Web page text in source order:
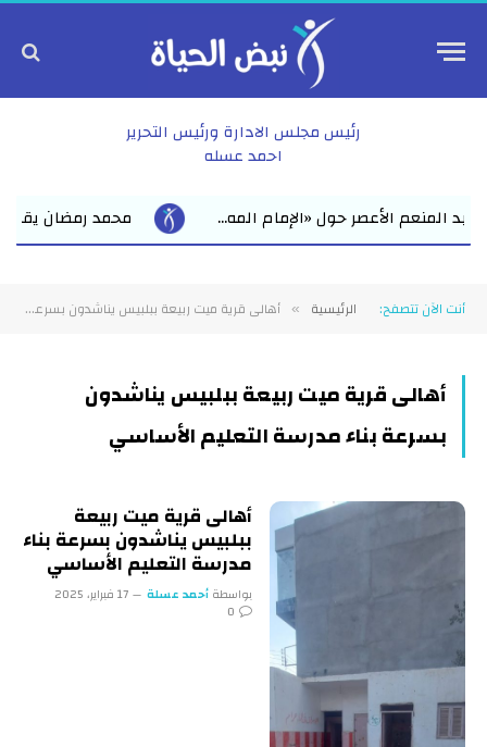
رئيس مجلس الادارة ورئيس التحرير
احمد عسله
حول «الإمام المه... محمد رمضان يقود استعدادات
أنت الآن تتصفح: الرئيسية » أهالى قرية ميت ربيعة ببلبيس يناشدون بسرعة بناء مدرسة التعليم الأساسي
أهالى قرية ميت ربيعة ببلبيس يناشدون
بسرعة بناء مدرسة التعليم الأساسي
أهالى قرية ميت ربيعة
ببلبيس يناشدون بسرعة بناء
مدرسة التعليم الأساسي
بواسطة أحمد عسلة
17 فبراير، 2025
0